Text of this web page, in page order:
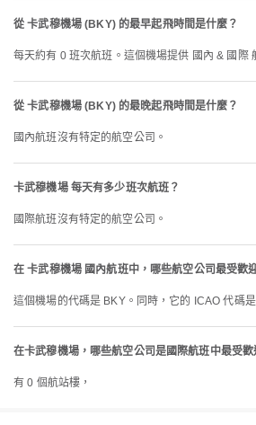
從 卡武穆機場 (BKY) 的最早起飛時間是什麼？
每天約有 0 班次航班。這個機場提供 國內 & 國際
從 卡武穆機場 (BKY) 的最晚起飛時間是什麼？
國內航班沒有特定的航空公司。
卡武穆機場 每天有多少班次航班？
國際航班沒有特定的航空公司。
在 卡武穆機場 國內航班中，哪些航空公司最受歡
這個機場的代碼是 BKY。同時，它的 ICAO 代碼
在卡武穆機場，哪些航空公司是國際航班中最受歡
有 0 個航站樓，